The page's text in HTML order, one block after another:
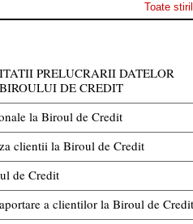
Toate
PRELUCRARII DATELOR
DE CREDIT
la Biroul de Credit
clientii la Biroul de Credit
de Credit
a clientilor la Biroul de Credit